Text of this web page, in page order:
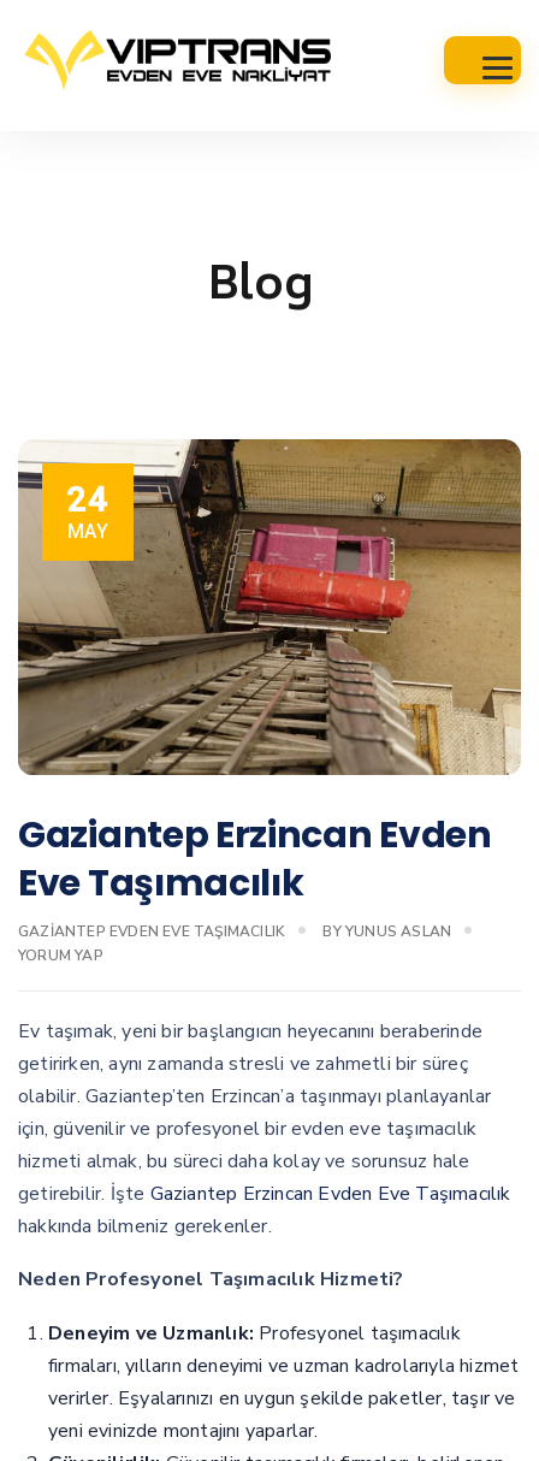
Blog
24
MAY
Gaziantep Erzincan Evden
Eve Taşımacılık
GAZIANTEP EVDEN EVE TAŞIMACILIK BYYUNUS ASLAN
YORUM YAP
Ev taşımak, yeni bir başlangıcın heyecanını beraberinde
getirirken, aynı zamanda stresli ve zahmetli bir süreç
olabilir. Gaziantep’ten Erzincan’a taşınmayı planlayanlar
için, güvenilir ve profesyonel bir evden eve taşımacılık
hizmeti almak, bu süreci daha kolay ve sorunsuz hale
getirebilir. İşte Gaziantep Erzincan Evden Eve Taşımacılık
hakkında bilmeniz gerekenler.
Neden Profesyonel Taşımacılık Hizmeti?
Deneyim ve Uzmanlık: Profesyonel taşımacılık
firmaları, yılların deneyimi ve uzman kadrolarıyla hizmet
verirler. Eşyalarınızı en uygun şekilde paketler, taşır ve
yeni evinizde montajını yaparlar.